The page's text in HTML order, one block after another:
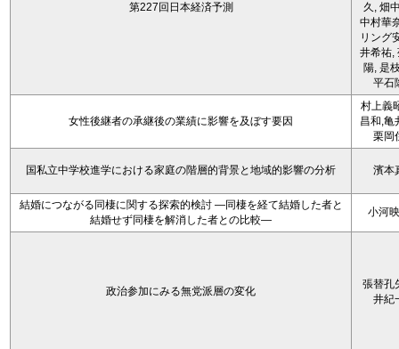
第227回日本経済予測
久, 畑
中村華
リング
井希祐,
陽, 是
平石
女性後継者の承継後の業績に影響を及ぼす要因
村上義
昌和,亀
栗岡
国私立中学校進学における家庭の階層的背景と地域的影響の分析 濱本
結婚につながる同棲に関する探索的検討 ―同棲を経て結婚した者と
結婚せず同棲を解消した者との比較―
小河
政治参加にみる無党派層の変化
張替孔
井紀